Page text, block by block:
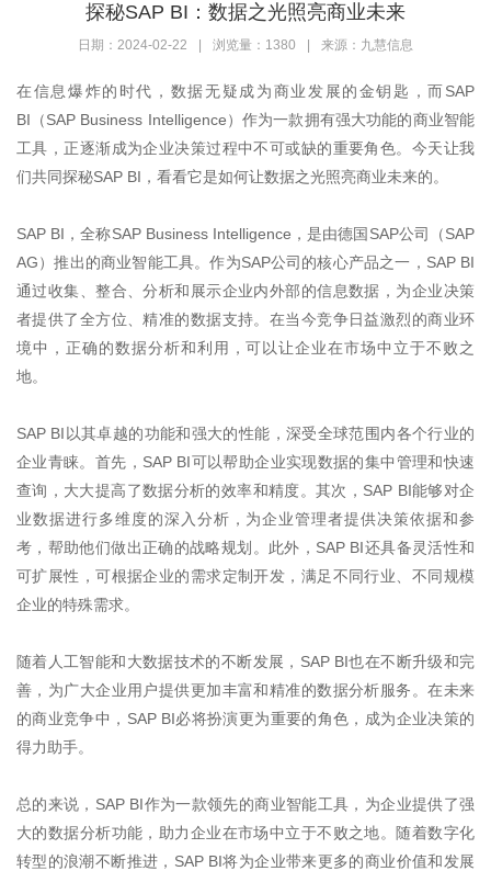
探秘SAP BI：数据之光照亮商业未来
日期：2024-02-22 浏览量：1380 来源：九慧信息
在信息爆炸的时代，数据无疑成为商业发展的金钥匙，而SAP
BI （SAP Business Intelligence）作为一款拥有强大功能的商业智能
工具，正逐渐成为企业决策过程中不可或缺的重要角色。今天让我
们共同探秘SAP BI ，看看它是如何让数据之光照亮商业未来的。
SAP BI ，全称SAP Business Intelligence ，是由德国 SAP公司（SAP
AG）推出的商业智能工具。作为SAP公司的核心产品之一， SAP BI
通过收集、整合、分析和展示企业内外部的信息数据，为企业决策
者提供了全方位、精准的数据支持。在当今竞争日益激烈的商业环
境中，正确的数据分析和利用，可以让企业在市场中立于不败之
地。
SAP BI 以其卓越的功能和强大的性能，深受全球范围内各个行业的
企业青睐。首先， SAP BI可以帮助企业实现数据的集中管理和快速
查询，大大提高了数据分析的效率和精度。其次， SAP BI能够对企
业数据进行多维度的深入分析，为企业管理者提供决策依据和参
考，帮助他们做出正确的战略规划。此外， SAP BI还具备灵活性和
可扩展性，可根据企业的需求定制开发，满足不同行业、不同规模
企业的特殊需求。
随着人工智能和大数据技术的不断发展， SAP BI也在不断升级和完
善，为广大企业用户提供更加丰富和精准的数据分析服务。在未来
的商业竞争中， SAP BI必将扮演更为重要的角色，成为企业决策的
得力助手。
总的来说， SAP BI作为一款领先的商业智能工具，为企业提供了强
大的数据分析功能，助力企业在市场中立于不败之地。随着数字化
转型的浪潮不断推进， SAP BI将为企业带来更多的商业价值和发展